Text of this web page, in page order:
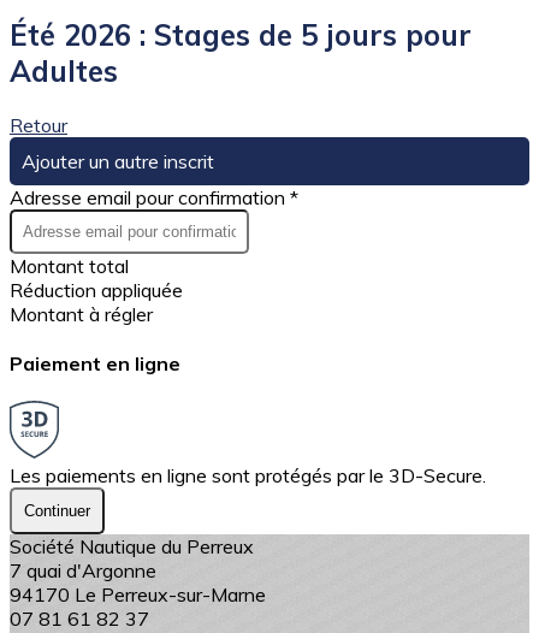
Été 2026 : Stages de 5 jours pour
Adultes
Retour
Ajouter un autre inscrit
Adresse email pour confirmation *
Montant total
Réduction appliquée
Montant à régler
Paiement en ligne
Les paiements en ligne sont protégés par le 3D-Secure.
Continuer
Société Nautique du Perreux
7 quai d'Argonne
94170 Le Perreux-sur-Marne
07 81 61 82 37